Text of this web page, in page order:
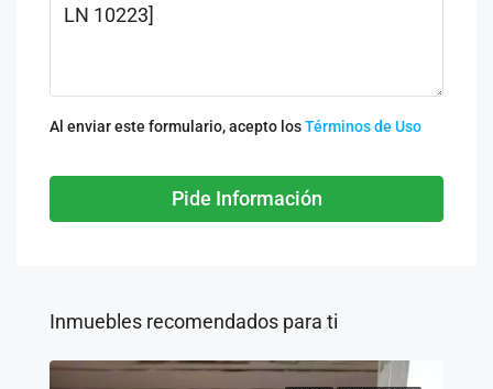
Al enviar este formulario, acepto losTérminos de Uso
Pide Información
Inmuebles recomendados para ti